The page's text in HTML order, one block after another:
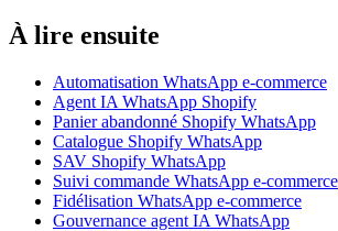
À lire ensuite
Automatisation WhatsApp e-commerce
Agent IA WhatsApp Shopify
Panier abandonné Shopify WhatsApp
Catalogue Shopify WhatsApp
SAV Shopify WhatsApp
Suivi commande WhatsApp e-commerce
Fidélisation WhatsApp e-commerce
Gouvernance agent IA WhatsApp